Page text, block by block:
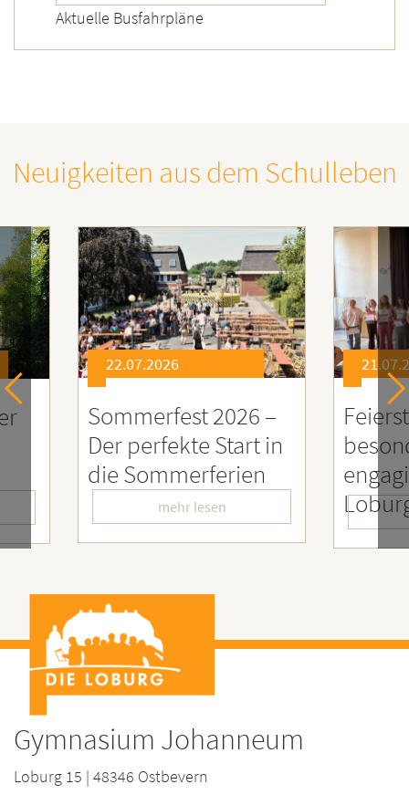
Aktuelle Busfahrpläne
Neuigkeiten aus dem Schulleben
–
21.07.2026
Feierstunde zu Ehren
besonders
engagierter
LoburgerInnen
mehr lesen
–
Gymnasium Johanneum
Loburg 15 | 48346 Ostbevern